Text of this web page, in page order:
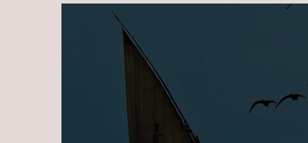
Skip to main content